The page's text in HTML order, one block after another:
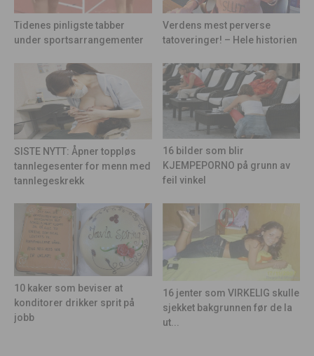
Tidenes pinligste tabber
under sportsarrangementer
Verdens mest perverse
tatoveringer! – Hele historien
SISTE NYTT: Åpner toppløs
tannlegesenter for menn med
tannlegeskrekk
16 bilder som blir
KJEMPEPORNO på grunn av
feil vinkel
10 kaker som beviser at
konditorer drikker sprit på
jobb
16 jenter som VIRKELIG skulle
sjekket bakgrunnen før de la
ut...